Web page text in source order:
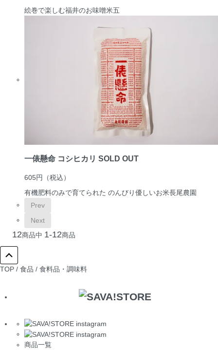
絵巻で楽しむ福井のお味噌米五
一俵懸命 コシヒカリ SOLD OUT
605円
（税込）
有機肥料のみで育てられた のんびり優しいお米長尾農園
Prev
Next
12商品中 1-12商品
TOP / 食品 / 食料品・調味料
商品一覧